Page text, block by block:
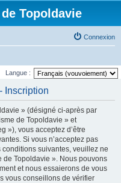
Topoldavie
Connexion
Langue :
Inscription
» (désigné ci-après par
de Topoldavie » et
»), vous acceptez d’être
Si vous n’acceptez pas
suivantes, veuillez ne
de Topoldavie ». Nous pouvons
et nous essaierons de vous
vous conseillons de vérifier